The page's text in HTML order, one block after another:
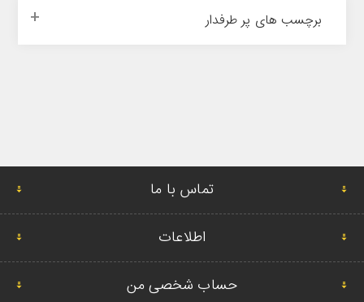
برچسب های پر طرفدار
تماس با ما
اطلاعات
حساب شخصی من